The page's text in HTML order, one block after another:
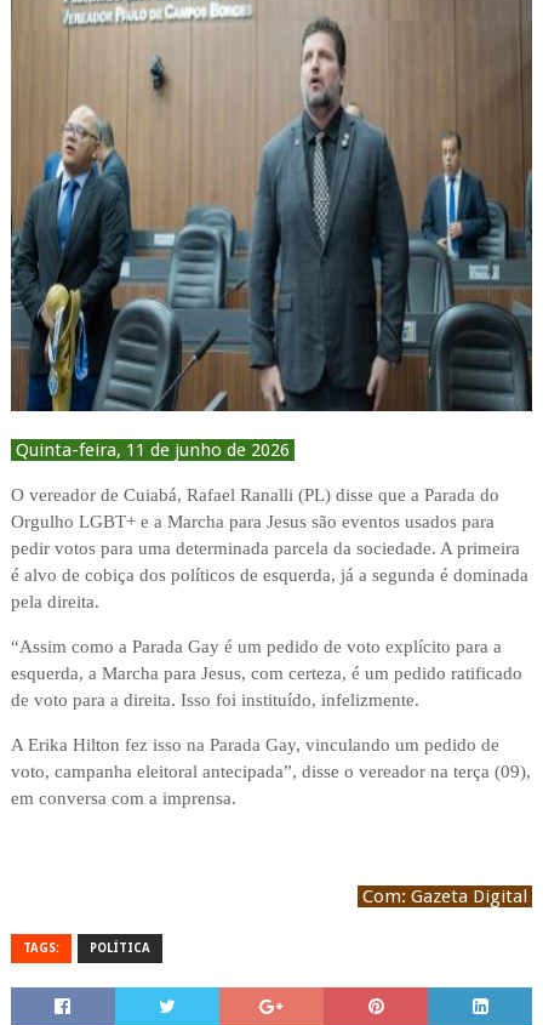
Quinta-feira, 11 de junho de 2026
O vereador de Cuiabá, Rafael Ranalli (PL) disse que a Parada do
Orgulho LGBT+ e a Marcha para Jesus são eventos usados para
pedir votos para uma determinada parcela da sociedade. A primeira
é alvo de cobiça dos políticos de esquerda, já a segunda é dominada
pela direita.
“Assim como a Parada Gay é um pedido de voto explícito para a
esquerda, a Marcha para Jesus, com certeza, é um pedido ratificado
de voto para a direita. Isso foi instituído, infelizmente.
A Erika Hilton fez isso na Parada Gay, vinculando um pedido de
voto, campanha eleitoral antecipada”, disse o vereador na terça (09),
em conversa com a imprensa.
Com: Gazeta Digital
TAGS: POLÍTICA